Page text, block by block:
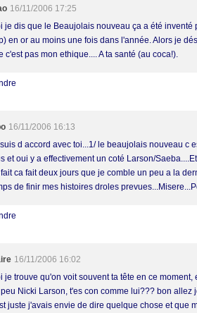
16/11/2006 17:25
je dis que le Beaujolais nouveau ça a été
en or au moins une fois dans l'année. Alors je
c'est pas mon ethique.... A ta santé (au coca!).
16/11/2006 16:13
d accord avec toi...1/ le beaujolais nouveau c
et oui y a effectivement un coté Larson/
ca fait deux jours que je comble un peu a la
de finir mes histoires droles
16/11/2006 16:02
je trouve qu'on voit souvent ta tête en ce
Nicki Larson, t'es con comme lui??? bon
juste j'avais envie de dire quelque chose et que